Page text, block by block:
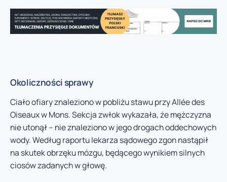
Okoliczności sprawy
Ciało ofiary znaleziono w pobliżu stawu przy Allée des
Oiseaux w Mons. Sekcja zwłok wykazała, że mężczyzna
nie utonął – nie znaleziono w jego drogach oddechowych
wody. Według raportu lekarza sądowego zgon nastąpił
na skutek obrzęku mózgu, będącego wynikiem silnych
ciosów zadanych w głowę.